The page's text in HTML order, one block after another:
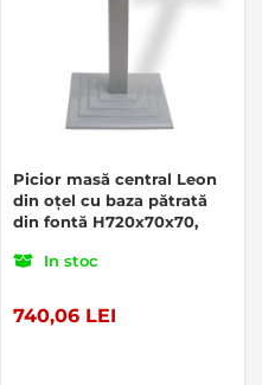
Picior masă central Leon
din oțel cu baza pătrată
din fontă H720x70x70,
In stoc
740,06 LEI